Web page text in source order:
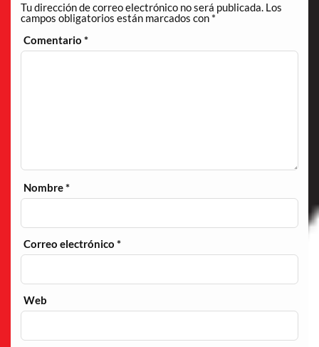
Tu dirección de correo electrónico no será publicada. Los
campos obligatorios están marcados con *
Comentario*
Nombre*
Correo electrónico*
Web